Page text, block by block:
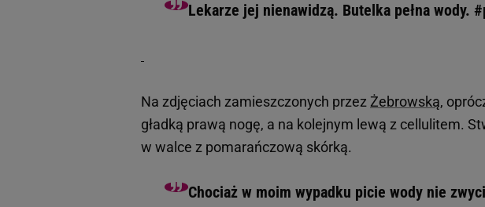
Lekarze jej nienawidzą. Butelka pełna wody.
Na zdjęciach zamieszczonych przezŻebrowską,
gładką prawą nogę, a na kolejnym lewą z cellulitem.
w walce z pomarańczową skórką.
Chociaż w moim wypadku picie wody nie